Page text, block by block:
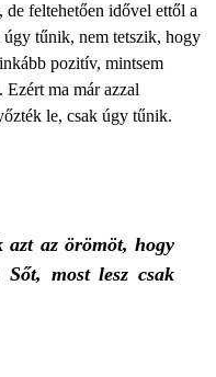
feltehetően idővel ettől a
tűnik, nem tetszik, hogy
pozitív, mintsem
ma már azzal
le, csak úgy tűnik.
azt az örömöt, hogy
most lesz csak